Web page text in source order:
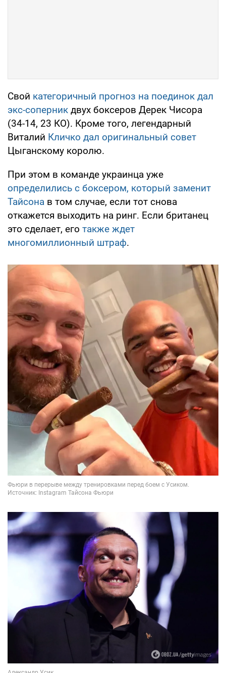
Свой категоричный прогноз на поединок дал
экс-соперник двух боксеров Дерек Чисора
(34-14, 23 КО). Кроме того, легендарный
Виталий Кличко дал оригинальный совет
Цыганскому королю.
При этом в команде украинца уже
определились с боксером, который заменит
Тайсона в том случае, если тот снова
откажется выходить на ринг. Если британец
это сделает, его также ждет
многомиллионный штраф.